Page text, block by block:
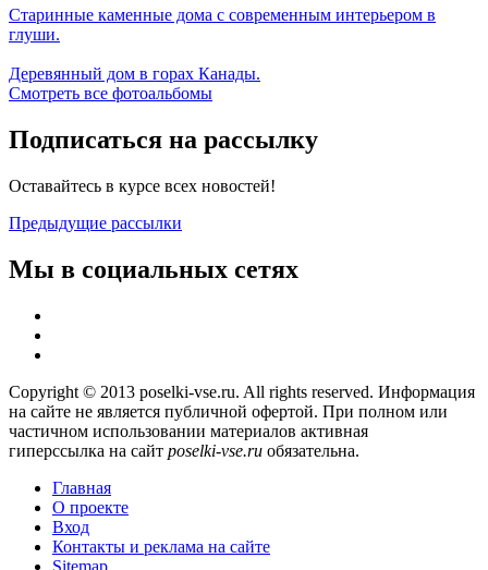
Старинные каменные дома с современным интерьером в
глуши.
Деревянный дом в горах Канады.
Смотреть все фотоальбомы
Подписаться на рассылку
Оставайтесь в курсе всех новостей!
Предыдущие рассылки
Мы в социальных сетях
Copyright © 2013 poselki-vse.ru. All rights reserved. Информация
на сайте не является публичной офертой. При полном или
частичном использовании материалов активная
гиперссылка на сайт poselki-vse.ru​ обязательна.
Главная
О проекте
Вход
Контакты и реклама на сайте
Sitemap